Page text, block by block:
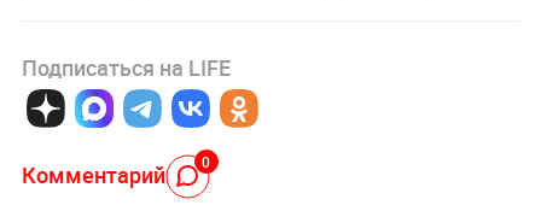
Подписаться на LIFE
Комментарий 0